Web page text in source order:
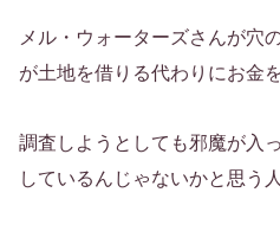
メル・ウォーターズさんが穴
が土地を借りる代わりにお金
調査しようとしても邪魔が入
しているんじゃないかと思う